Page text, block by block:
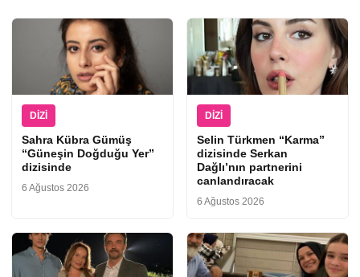
DIZI
Sahra Kübra Gümüş
“Güneşin Doğduğu Yer”
dizisinde
6 Ağustos 2026
DIZI
Selin Türkmen “Karma”
dizisinde Serkan
Dağlı’nın partnerini
canlandıracak
6 Ağustos 2026